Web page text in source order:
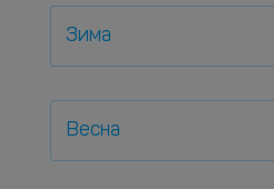
Зима
Весна